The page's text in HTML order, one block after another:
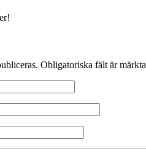
Obligatoriska fält är märkta